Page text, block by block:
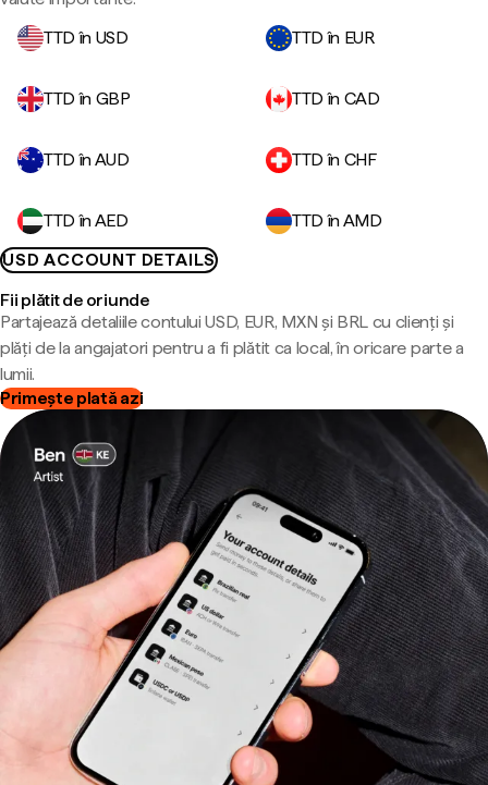
TTD în USD
TTD în EUR
TTD în GBP TTD în CAD
TTD în AUD TTD în CHF
TTD în AED
TTD în AMD
USD ACCOUNT DETAILS
Fii plătit de oriunde
Partajează detaliile contului USD, EUR, MXN și BRL cu clienți și
plăți de la angajatori pentru a fi plătit ca local, în oricare parte a
lumii.
Primește plată azi